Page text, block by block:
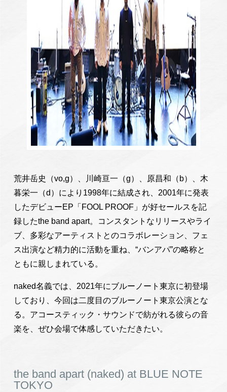
荒井岳史（vo,g）、川崎亘一（g）、原昌和（b）、木
暮栄一（d）により1998年に結成され、2001年に発表
したデビューEP「FOOL PROOF」が好セールスを記
録したthe band apart。コンスタントなリリースやライ
ブ、多彩なアーティストとのコラボレーション、フェ
ス出演など精力的に活動を重ね、“バンアパ”の略称と
ともに親しまれている。
naked名義では、2021年にブルーノート東京に初登場
しており、今回は二度目のブルーノート東京公演とな
る。アコースティック・サウンドで紡がれる彼らの音
楽を、ぜひ会場で体感していただきたい。
the band apart (naked) at BLUE NOTE
TOKYO